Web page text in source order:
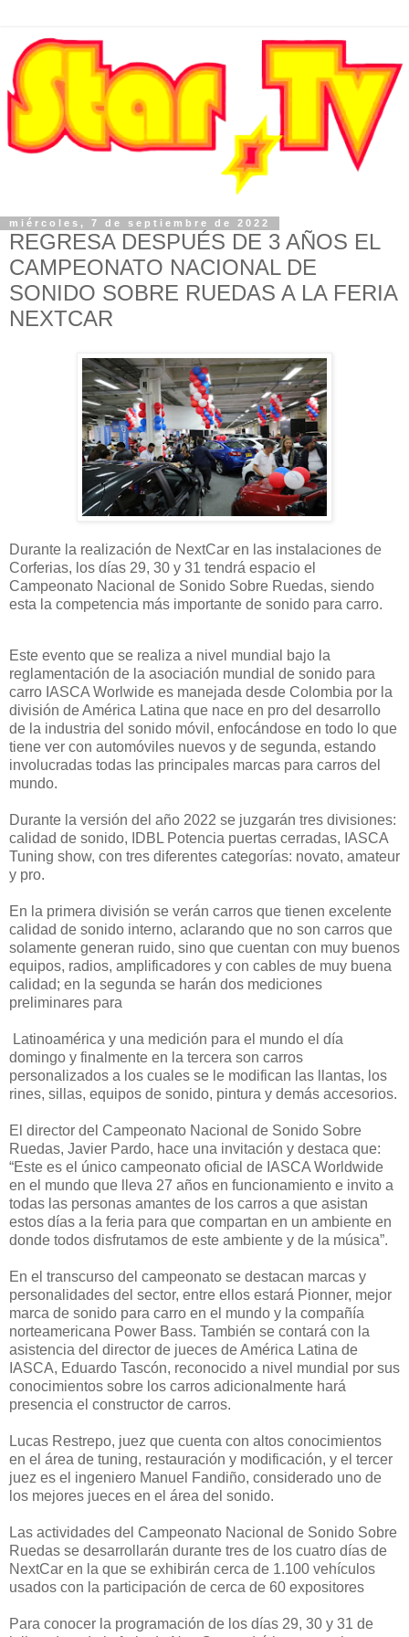
miércoles, 7 de septiembre de 2022
REGRESA DESPUÉS DE 3 AÑOS EL
CAMPEONATO NACIONAL DE
SONIDO SOBRE RUEDAS A LA FERIA
NEXTCAR
Durante la realización de NextCar en las instalaciones de
Corferias, los días 29, 30 y 31 tendrá espacio el
Campeonato Nacional de Sonido Sobre Ruedas, siendo
esta la competencia más importante de sonido para carro.
Este evento que se realiza a nivel mundial bajo la
reglamentación de la asociación mundial de sonido para
carro IASCA Worlwide es manejada desde Colombia por la
división de América Latina que nace en pro del desarrollo
de la industria del sonido móvil, enfocándose en todo lo que
tiene ver con automóviles nuevos y de segunda, estando
involucradas todas las principales marcas para carros del
mundo.
Durante la versión del año 2022 se juzgarán tres divisiones:
calidad de sonido, IDBL Potencia puertas cerradas, IASCA
Tuning show, con tres diferentes categorías: novato, amateur
y pro.
En la primera división se verán carros que tienen excelente
calidad de sonido interno, aclarando que no son carros que
solamente generan ruido, sino que cuentan con muy buenos
equipos, radios, amplificadores y con cables de muy buena
calidad; en la segunda se harán dos mediciones
preliminares para
Latinoamérica y una medición para el mundo el día
domingo y finalmente en la tercera son carros
personalizados a los cuales se le modifican las llantas, los
rines, sillas, equipos de sonido, pintura y demás accesorios.
El director del Campeonato Nacional de Sonido Sobre
Ruedas, Javier Pardo, hace una invitación y destaca que:
“Este es el único campeonato oficial de IASCA Worldwide
en el mundo que lleva 27 años en funcionamiento e invito a
todas las personas amantes de los carros a que asistan
estos días a la feria para que compartan en un ambiente en
donde todos disfrutamos de este ambiente y de la música”.
En el transcurso del campeonato se destacan marcas y
personalidades del sector, entre ellos estará Pionner, mejor
marca de sonido para carro en el mundo y la compañía
norteamericana Power Bass. También se contará con la
asistencia del director de jueces de América Latina de
IASCA, Eduardo Tascón, reconocido a nivel mundial por sus
conocimientos sobre los carros adicionalmente hará
presencia el constructor de carros.
Lucas Restrepo, juez que cuenta con altos conocimientos
en el área de tuning, restauración y modificación, y el tercer
juez es el ingeniero Manuel Fandiño, considerado uno de
los mejores jueces en el área del sonido.
Las actividades del Campeonato Nacional de Sonido Sobre
Ruedas se desarrollarán durante tres de los cuatro días de
NextCar en la que se exhibirán cerca de 1.100 vehículos
usados con la participación de cerca de 60 expositores
Para conocer la programación de los días 29, 30 y 31 de